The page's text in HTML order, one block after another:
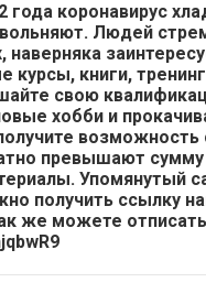
года коронавирус
Людей
наверняка
курсы, книги,
свою
хобби и
превышают
Упомянутый
получить ссылку
же можете